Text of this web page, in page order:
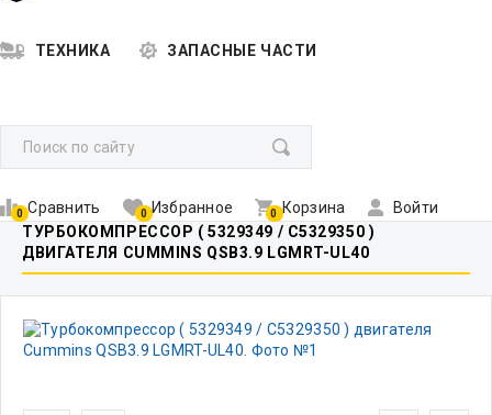
ТЕХНИКА ЗАПАСНЫЕ ЧАСТИ
0 Сравнить 0 Избранное 0 Корзина
Войти
ТУРБОКОМПРЕССОР ( 5329349 / C5329350 )
ДВИГАТЕЛЯ CUMMINS QSB3.9 LGMRT-UL40